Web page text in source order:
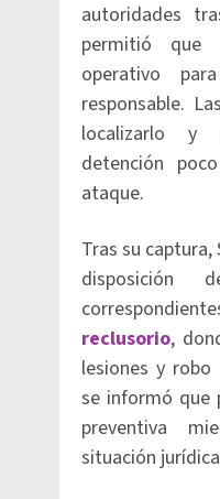
autoridades
permitió que
operativo
responsable.
localizarlo y
detención
ataque.
Tras su captura,
disposición
reclusorio,
lesiones y robo
se informó que
preventiva
situación